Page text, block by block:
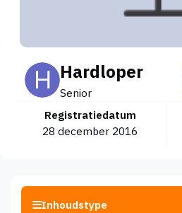
Hardloper
Senior
Registratiedatum
28 december 2016
Inhoudstype